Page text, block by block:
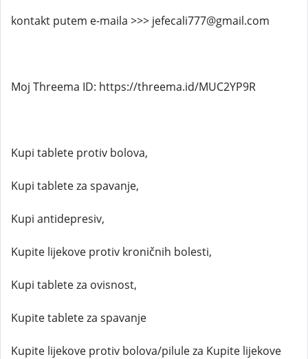
kontakt putem e-maila >>> jefecali777@gmail.com
Moj Threema ID: https://threema.id/MUC2YP9R
Kupi tablete protiv bolova,
Kupi tablete za spavanje,
Kupi antidepresiv,
Kupite lijekove protiv kroničnih bolesti,
Kupi tablete za ovisnost,
Kupite tablete za spavanje
Kupite lijekove protiv bolova/pilule za Kupite lijekove